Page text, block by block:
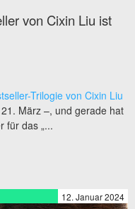
von Cixin Liu ist
Trilogie von Cixin Liu
März –, und gerade hat
für das „...
12. Januar 2024